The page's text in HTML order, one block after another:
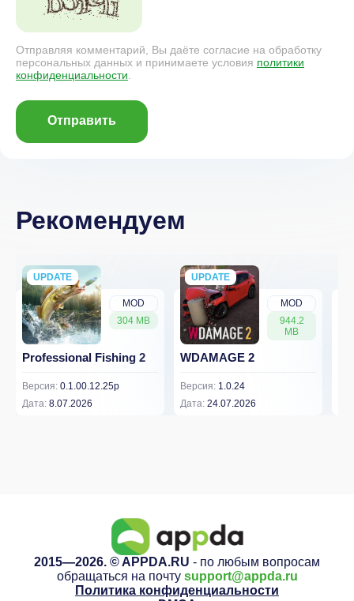
Отправляя комментарий, Вы даёте согласие на обработку
персональных данных и принимаете условия политики
конфиденциальности
Отправить
Рекомендуем
MOD
304 MB
UPDATE
NEW
Professional Fishing 2
Версия: 0.1.00.12.25p
Дата: 8.07.2026
MOD
944.2
MB
UPDATE
NEW
WDAMAGE 2
Версия: 1.0.24
Дата: 24.07.2026
2015—2026. © APPDA.RU - по любым вопросам
обращаться на почту support@appda.ru
Политика конфиденциальности